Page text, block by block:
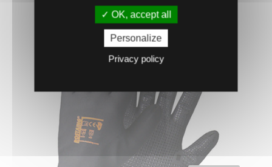
OK, accept all
Personalize
Privacy policy